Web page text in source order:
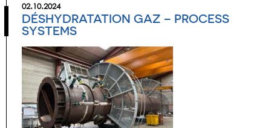
02.10.2024
DÉSHYDRATATION GAZ – PROCESS
SYSTEMS